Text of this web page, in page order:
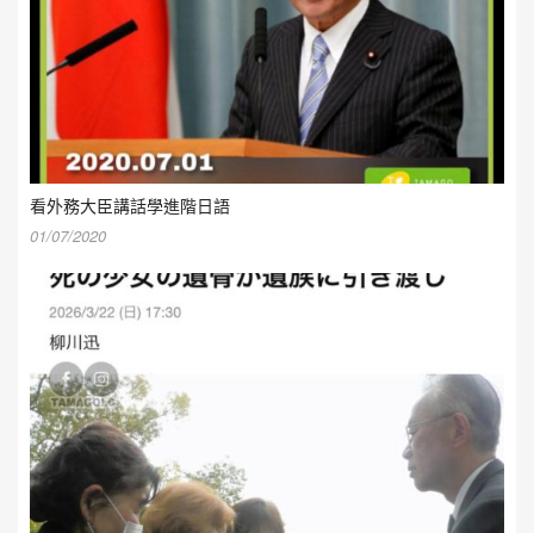
看外務大臣講話學進階日語
01/07/2020